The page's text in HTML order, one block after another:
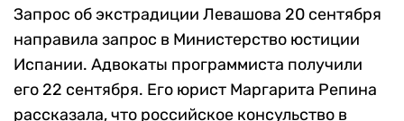
Запрос об экстрадиции Левашова 20 сентября
направила запрос в Министерство юстиции
Испании. Адвокаты программиста получили
его 22 сентября. Его юрист Маргарита Репина
рассказала, что российское консульство в